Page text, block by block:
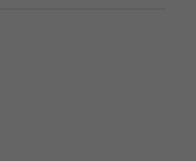
glädjer oss att